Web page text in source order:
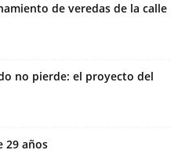
de veredas de la calle
no pierde: el proyecto del
29 años